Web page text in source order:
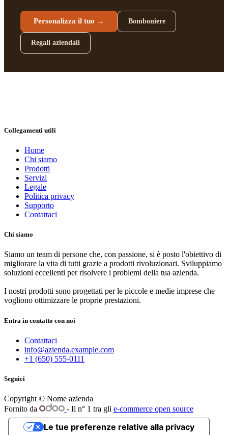
Personalizza il tuo → Bomboniere
Regali aziendali
Collegamenti utili
Home
Chi siamo
Prodotti
Servizi
Legale
Politica privacy
Supporto
Contattaci
Chi siamo
Siamo un team di persone che, con passione, si è posto l'obiettivo di
migliorare la vita di tutti grazie a prodotti rivoluzionari. Sviluppiamo
soluzioni eccellenti per risolvere i problemi della tua azienda.
I nostri prodotti sono progettati per le piccole e medie imprese che
vogliono ottimizzare le proprie prestazioni.
Entra in contatto con noi
Contattaci
info@azienda.example.com
+1 (650) 555-0111
Seguici
Copyright © Nome azienda
Fornito da
- Il n° 1 tra gli e-commerce open source
Le tue preferenze relative alla privacy